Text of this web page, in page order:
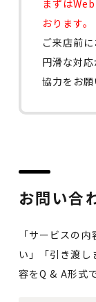
まずは
おります。
ご来店前
円滑な対
協力をお願
お問い合
「サービスの
い」「引き渡し
容をQ & A形式